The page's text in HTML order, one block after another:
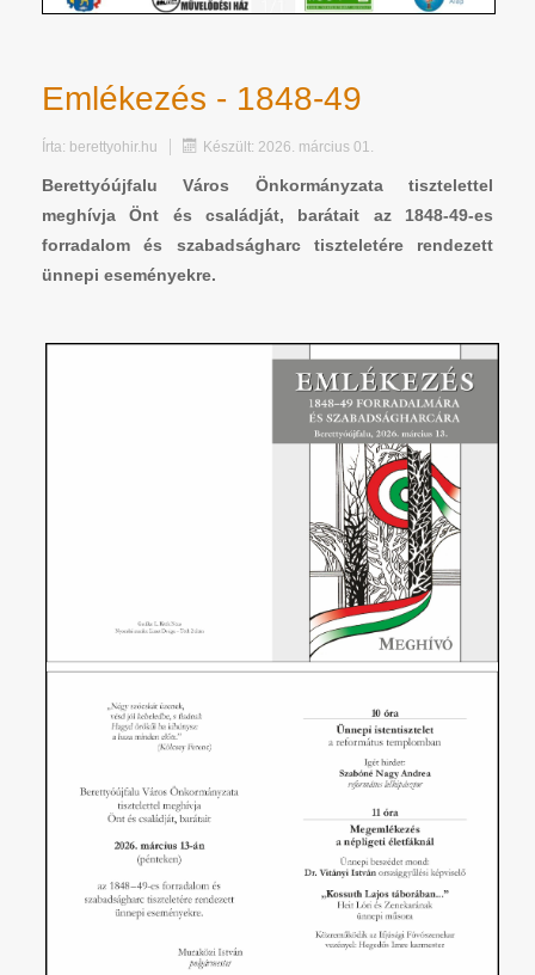
Emlékezés - 1848-49
Írta: berettyohir.hu Készült: 2026. március 01.
Berettyóújfalu Város Önkormányzata tisztelettel
meghívja Önt és családját, barátait az 1848-49-es
forradalom és szabadságharc tiszteletére rendezett
ünnepi eseményekre.